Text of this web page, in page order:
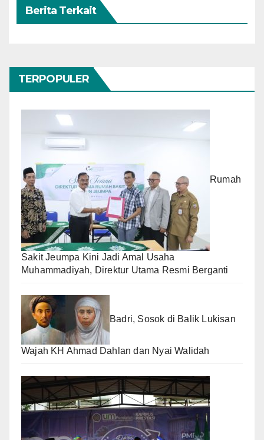
Berita Terkait
TERPOPULER
Rumah
Sakit Jeumpa Kini Jadi Amal Usaha
Muhammadiyah, Direktur Utama Resmi Berganti
Badri, Sosok di Balik Lukisan
Wajah KH Ahmad Dahlan dan Nyai Walidah